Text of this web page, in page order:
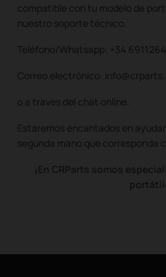
compatible con tu modelo de
nuestro soporte técnico.
Teléfono/Whatsapp: +34
Correo electrónico:
o a traves del chat online.
Estaremos encantados en
segunda mano que corresponda
¡En CRParts somos